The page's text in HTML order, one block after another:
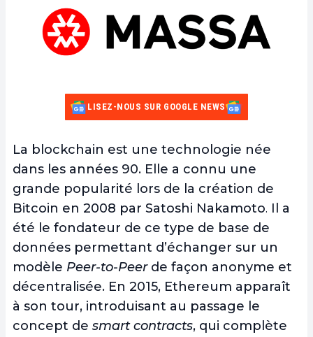
LISEZ-NOUS SUR GOOGLE NEWS
La blockchain est une technologie née
dans les années 90. Elle a connu une
grande popularité lors de la création de
Bitcoin en 2008 par Satoshi Nakamoto. Il a
été le fondateur de ce type de base de
données permettant d’échanger sur un
modèle Peer-to-Peer de façon anonyme et
décentralisée. En 2015, Ethereum apparaît
à son tour, introduisant au passage le
concept de smart contracts, qui complète